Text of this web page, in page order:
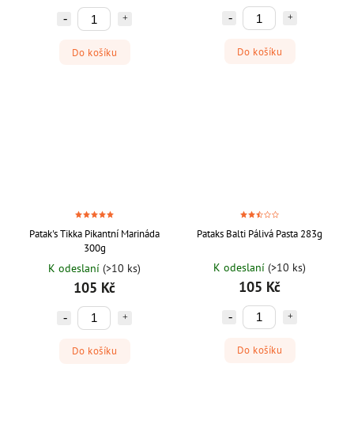
Do košíku Do košíku
Patak's Tikka Pikantní Marináda
300g
K odeslaní (>10 ks)
105 Kč
Do košíku
Pataks Balti Pálivá Pasta 283g
K odeslaní (>10 ks)
105 Kč
Do košíku